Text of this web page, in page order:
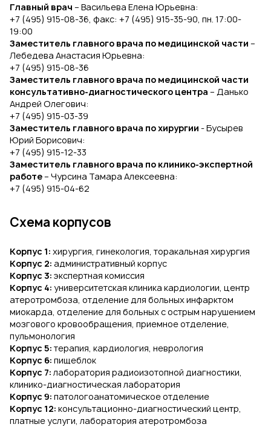
Главный врач – Васильева Елена Юрьевна:
+7 (495) 915-08-36, факс: +7 (495) 915-35-90, пн. 17:00-
19:00
Заместитель главного врача по медицинской части –
Лебедева Анастасия Юрьевна:
+7 (495) 915-08-36
Заместитель главного врача по медицинской части
консультативно-диагностического центра – Данько
Андрей Олегович:
+7 (495) 915-03-39
Заместитель главного врача по хирургии - Бусырев
Юрий Борисович:
+7 (495) 915-12-33
Заместитель главного врача по клинико-экспертной
работе– Чурсина Тамара Алексеевна:
+7 (495) 915-04-62
Схема корпусов
Корпус 1: хирургия, гинекология, торакальная хирургия
Корпус 2: административный корпус
Корпус 3: экспертная комиссия
Корпус 4: университетская клиника кардиологии, центр
атеротромбоза, отделение для больных инфарктом
миокарда, отделение для больных с острым нарушением
мозгового кровообращения, приемное отделение,
пульмонология
Корпус 5: терапия, кардиология, неврология
Корпус 6: пищеблок
Корпус 7: лаборатория радиоизотопной диагностики,
клинико-диагностическая лаборатория
Корпус 9: патологоанатомическое отделение
Корпус 12: консультационно-диагностический центр,
платные услуги, лаборатория атеротромбоза